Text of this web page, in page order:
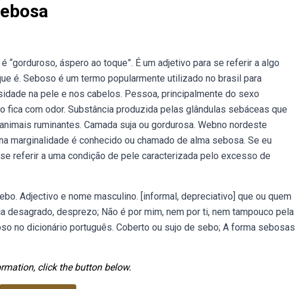
áspero ao toque”. É um adjetivo para se referir a algo
é. Seboso é um termo popularmente utilizado no brasil para
na pele e nos cabelos. Pessoa, principalmente do sexo
fica com odor. Substância produzida pelas glândulas sebáceas que
ruminantes. Camada suja ou gordurosa. Webno nordeste
marginalidade é conhecido ou chamado de alma sebosa. Se eu
referir a uma condição de pele caracterizada pelo excesso de
Adjectivo e nome masculino. [informal, depreciativo] que ou quem
desprezo; Não é por mim, nem por ti, nem tampouco pela
no dicionário português. Coberto ou sujo de sebo; A forma sebosas
click the button below.